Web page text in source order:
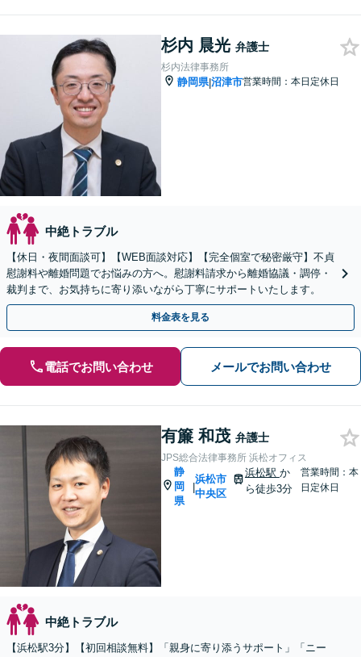
杉内 晨光 弁護士
杉内法律事務所
静岡県|沼津市営業時間：本日定休日
中絶トラブル
【休日・夜間面談可】【WEB面談対応】【完全個室で秘密厳守】不貞
慰謝料や離婚問題でお悩みの方へ。慰謝料請求から離婚協議・調停・
裁判まで、お気持ちに寄り添いながら丁寧にサポートいたします。
料金表を見る
電話でお問い合わせ メールでお問い合わせ
有簾 和茂 弁護士
JPS総合法律事務所 浜松オフィス
静
岡
県
|
浜松市
中央区
浜松駅 か
ら徒歩3分
営業時間：本
日定休日
中絶トラブル
【浜松駅3分】【初回相談無料】「親身に寄り添うサポート」「ニー